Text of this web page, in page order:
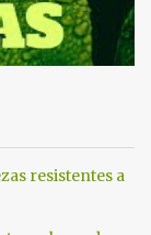
resistentes a